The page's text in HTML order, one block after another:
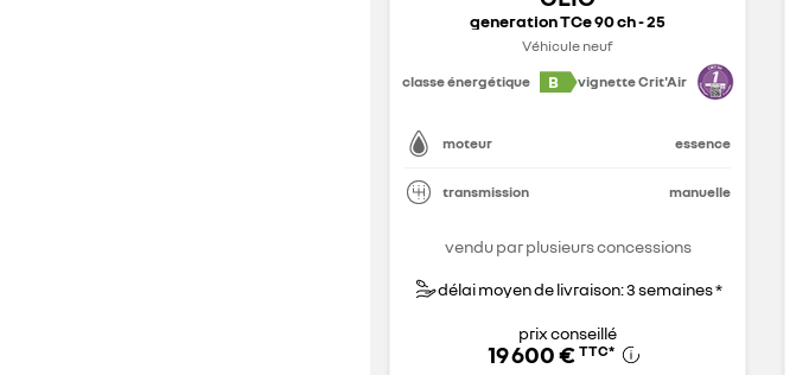
generation TCe 90 ch - 25
Véhicule neuf
classe énergétique
B vignette Crit'Air
moteur essence
transmission manuelle
vendu par plusieurs concessions
délai moyen de livraison: 3 semaines *
prix conseillé
19 600 € TTC*